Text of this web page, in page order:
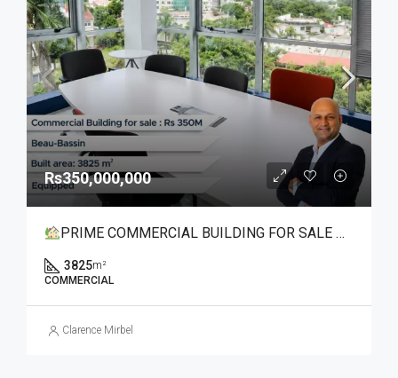
Rs350,000,000
PRIME COMMERCIAL BUILDING FOR SALE – IN THE HEART OF BEAU BASSIN
3825m²
COMMERCIAL
Clarence Mirbel